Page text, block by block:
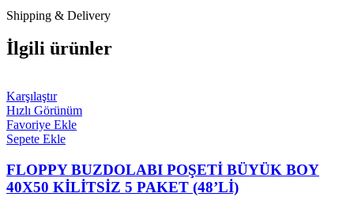
Shipping & Delivery
İlgili ürünler
Karşılaştır
Hızlı Görünüm
Favoriye Ekle
Sepete Ekle
FLOPPY BUZDOLABI POŞETİ BÜYÜK BOY
40X50 KİLİTSİZ 5 PAKET (48’Lİ)